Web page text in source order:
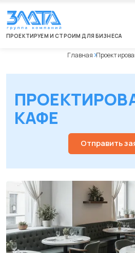
ПРОЕКТИРУЕМ И СТРОИМ ДЛЯ БИЗНЕСА
Главная
КАФЕ
Отправить